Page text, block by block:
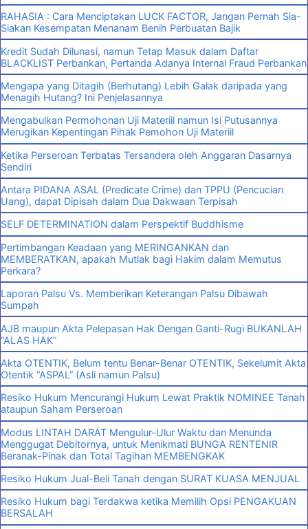
RAHASIA : Cara Menciptakan LUCK FACTOR, Jangan Pernah Sia-
Siakan Kesempatan Menanam Benih Perbuatan Bajik
Kredit Sudah Dilunasi, namun Tetap Masuk dalam Daftar
BLACKLIST Perbankan, Pertanda Adanya Internal Fraud Perbankan
Mengapa yang Ditagih (Berhutang) Lebih Galak daripada yang
Menagih Hutang? Ini Penjelasannya
Mengabulkan Permohonan Uji Materiil namun Isi Putusannya
Merugikan Kepentingan Pihak Pemohon Uji Materiil
Ketika Perseroan Terbatas Tersandera oleh Anggaran Dasarnya
Sendiri
Antara PIDANA ASAL (Predicate Crime) dan TPPU (Pencucian
Uang), dapat Dipisah dalam Dua Dakwaan Terpisah
SELF DETERMINATION dalam Perspektif Buddhisme
Pertimbangan Keadaan yang MERINGANKAN dan
MEMBERATKAN, apakah Mutlak bagi Hakim dalam Memutus
Perkara?
Laporan Palsu Vs. Memberikan Keterangan Palsu Dibawah
Sumpah
AJB maupun Akta Pelepasan Hak Dengan Ganti-Rugi BUKANLAH
“ALAS HAK”
Akta OTENTIK, Belum tentu Benar-Benar OTENTIK, Sekelumit Akta
Otentik “ASPAL” (Asli namun Palsu)
Resiko Hukum Mencurangi Hukum Lewat Praktik NOMINEE Tanah
ataupun Saham Perseroan
Modus LINTAH DARAT Mengulur-Ulur Waktu dan Menunda
Menggugat Debitornya, untuk Menikmati BUNGA RENTENIR
Beranak-Pinak dan Total Tagihan MEMBENGKAK
Resiko Hukum Jual-Beli Tanah dengan SURAT KUASA MENJUAL
Resiko Hukum bagi Terdakwa ketika Memilih Opsi PENGAKUAN
BERSALAH